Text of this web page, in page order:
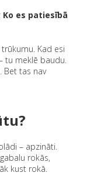
Ko es patiesībā
Kad esi
tu meklē baudu.
Bet tas nav
– apzināti.
rokās,
kust rokā.